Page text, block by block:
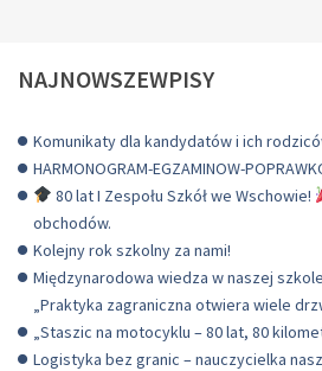
NAJNOWSZEWPISY
Komunikaty dla kandydatów i ich
HARMONOGRAM-EGZAMINOW-
80 lat I Zespołu Szkół we Wschowie!
obchodów.
Kolejny rok szkolny za nami!
Międzynarodowa wiedza w naszej
„Praktyka zagraniczna otwiera wiele
„Staszic na motocyklu – 80 lat, 80
Logistyka bez granic – nauczycielka